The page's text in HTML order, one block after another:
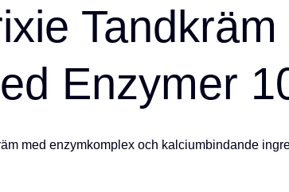
Tandkräm
Enzymer
med enzymkomplex och kalciumbindande